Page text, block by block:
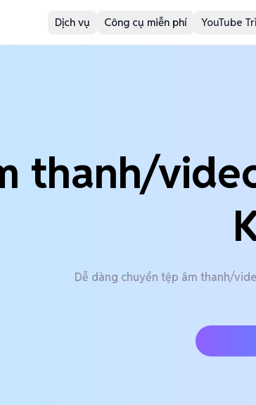
Dịch vụ Công cụ miễn phí YouTube
thanh/
Dễ dàng chuyển tệp âm thanh/